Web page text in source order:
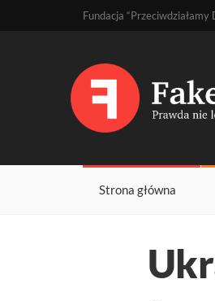
Fundacja “Przeciwdziałamy
Strona główna